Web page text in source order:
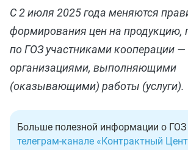
С 2 июля 2025 года меняются
формирования цен на продукцию,
по ГОЗ участниками кооперации
организациями, выполняющими
(оказывающими) работы (услуги).
Больше полезной информации о
телеграм-канале «Контрактный